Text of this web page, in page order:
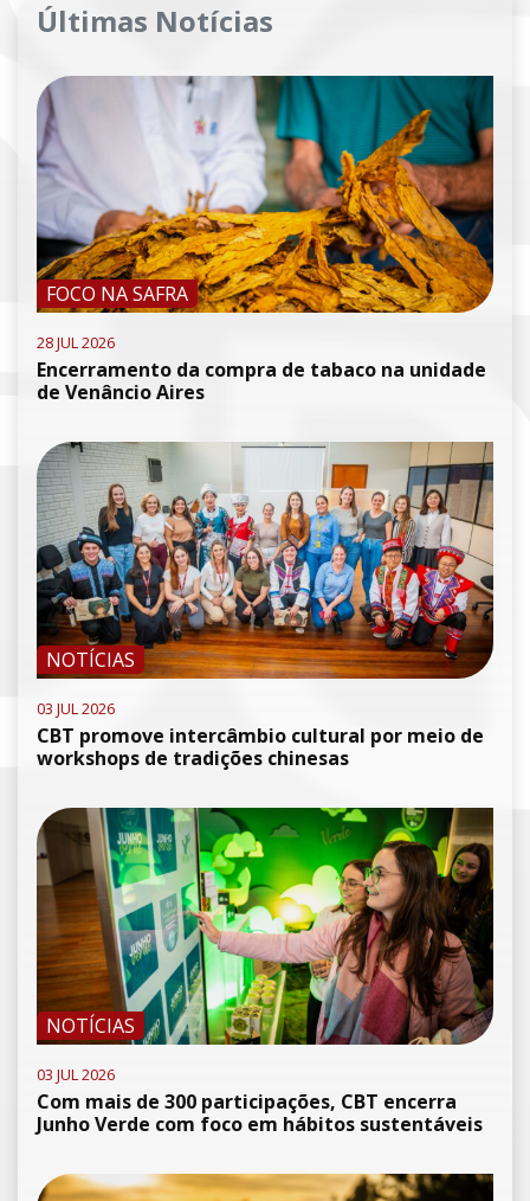
Últimas Notícias
FOCO NA SAFRA
28 JUL 2026
Encerramento da compra de tabaco na unidade
de Venâncio Aires
NOTÍCIAS
03 JUL 2026
CBT promove intercâmbio cultural por meio de
workshops de tradições chinesas
NOTÍCIAS
03 JUL 2026
Com mais de 300 participações, CBT encerra
Junho Verde com foco em hábitos sustentáveis